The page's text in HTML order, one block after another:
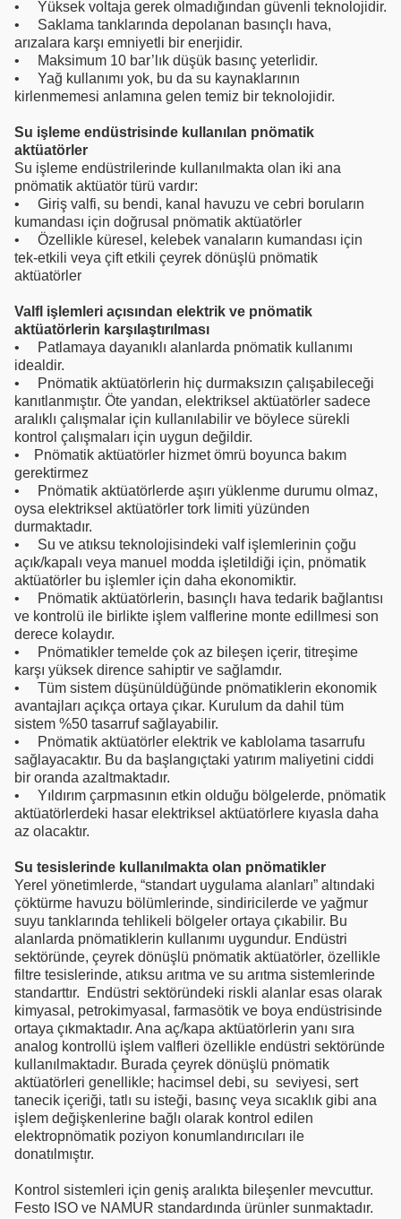
• Yüksek voltaja gerek olmadığından güvenli teknolojidir.
• Saklama tanklarında depolanan basınçlı hava,
arızalara karşı emniyetli bir enerjidir.
• Maksimum 10 bar’lık düşük basınç yeterlidir.
• Yağ kullanımı yok, bu da su kaynaklarının
kirlenmemesi anlamına gelen temiz bir teknolojidir.
Su işleme endüstrisinde kullanılan pnömatik
aktüatörler
Su işleme endüstrilerinde kullanılmakta olan iki ana
pnömatik aktüatör türü vardır:
• Giriş valfi, su bendi, kanal havuzu ve cebri boruların
kumandası için doğrusal pnömatik aktüatörler
• Özellikle küresel, kelebek vanaların kumandası için
tek-etkili veya çift etkili çeyrek dönüşlü pnömatik
aktüatörler
Valfl işlemleri açısından elektrik ve pnömatik
aktüatörlerin karşılaştırılması
• Patlamaya dayanıklı alanlarda pnömatik kullanımı
idealdir.
• Pnömatik aktüatörlerin hiç durmaksızın çalışabileceği
kanıtlanmıştır. Öte yandan, elektriksel aktüatörler sadece
aralıklı çalışmalar için kullanılabilir ve böylece sürekli
kontrol çalışmaları için uygun değildir.
• Pnömatik aktüatörler hizmet ömrü boyunca bakım
gerektirmez
• Pnömatik aktüatörlerde aşırı yüklenme durumu olmaz,
oysa elektriksel aktüatörler tork limiti yüzünden
durmaktadır.
• Su ve atıksu teknolojisindeki valf işlemlerinin çoğu
açık/kapalı veya manuel modda işletildiği için, pnömatik
aktüatörler bu işlemler için daha ekonomiktir.
• Pnömatik aktüatörlerin, basınçlı hava tedarik bağlantısı
ve kontrolü ile birlikte işlem valflerine monte edillmesi son
derece kolaydır.
• Pnömatikler temelde çok az bileşen içerir, titreşime
karşı yüksek dirence sahiptir ve sağlamdır.
• Tüm sistem düşünüldüğünde pnömatiklerin ekonomik
avantajları açıkça ortaya çıkar. Kurulum da dahil tüm
sistem %50 tasarruf sağlayabilir.
• Pnömatik aktüatörler elektrik ve kablolama tasarrufu
sağlayacaktır. Bu da başlangıçtaki yatırım maliyetini ciddi
bir oranda azaltmaktadır.
• Yıldırım çarpmasının etkin olduğu bölgelerde, pnömatik
aktüatörlerdeki hasar elektriksel aktüatörlere kıyasla daha
az olacaktır.
Su tesislerinde kullanılmakta olan pnömatikler
Yerel yönetimlerde, “standart uygulama alanları” altındaki
çöktürme havuzu bölümlerinde, sindiricilerde ve yağmur
suyu tanklarında tehlikeli bölgeler ortaya çıkabilir. Bu
alanlarda pnömatiklerin kullanımı uygundur. Endüstri
sektöründe, çeyrek dönüşlü pnömatik aktüatörler, özellikle
filtre tesislerinde, atıksu arıtma ve su arıtma sistemlerinde
standarttır. Endüstri sektöründeki riskli alanlar esas olarak
kimyasal, petrokimyasal, farmasötik ve boya endüstrisinde
ortaya çıkmaktadır. Ana aç/kapa aktüatörlerin yanı sıra
analog kontrollü işlem valfleri özellikle endüstri sektöründe
kullanılmaktadır. Burada çeyrek dönüşlü pnömatik
aktüatörleri genellikle; hacimsel debi, su seviyesi, sert
tanecik içeriği, tatlı su isteği, basınç veya sıcaklık gibi ana
işlem değişkenlerine bağlı olarak kontrol edilen
elektropnömatik poziyon konumlandırıcıları ile
donatılmıştır.
Kontrol sistemleri için geniş aralıkta bileşenler mevcuttur.
Festo ISO ve NAMUR standardında ürünler sunmaktadır.